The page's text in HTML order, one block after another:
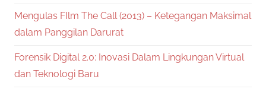
Mengulas FIlm The Call (2013) – Ketegangan Maksimal
dalam Panggilan Darurat
Forensik Digital 2.0: Inovasi Dalam Lingkungan Virtual
dan Teknologi Baru